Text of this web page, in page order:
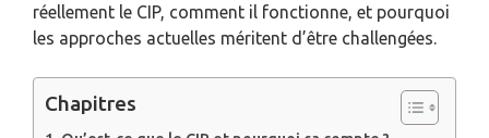
réellement le CIP, comment il fonctionne, et pourquoi
les approches actuelles méritent d’être challengées.
Chapitres